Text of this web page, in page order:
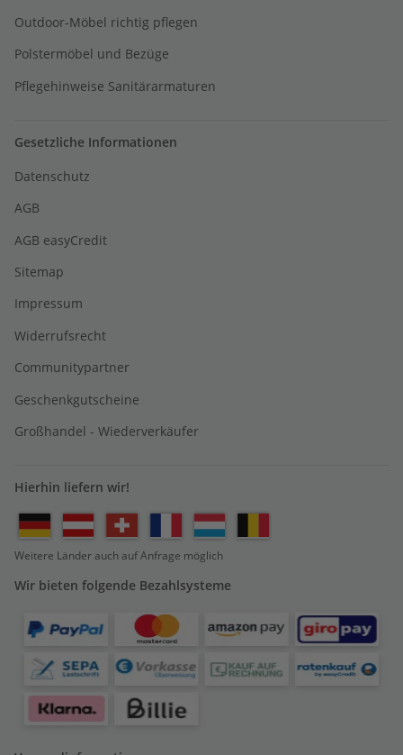
Outdoor-Möbel richtig pflegen
Polstermöbel und Bezüge
Pflegehinweise Sanitärarmaturen
Gesetzliche Informationen
Datenschutz
AGB
AGB easyCredit
Sitemap
Impressum
Widerrufsrecht
Communitypartner
Geschenkgutscheine
Großhandel - Wiederverkäufer
Hierhin liefern wir!
Weitere Länder auch auf Anfrage möglich
Wir bieten folgende Bezahlsysteme